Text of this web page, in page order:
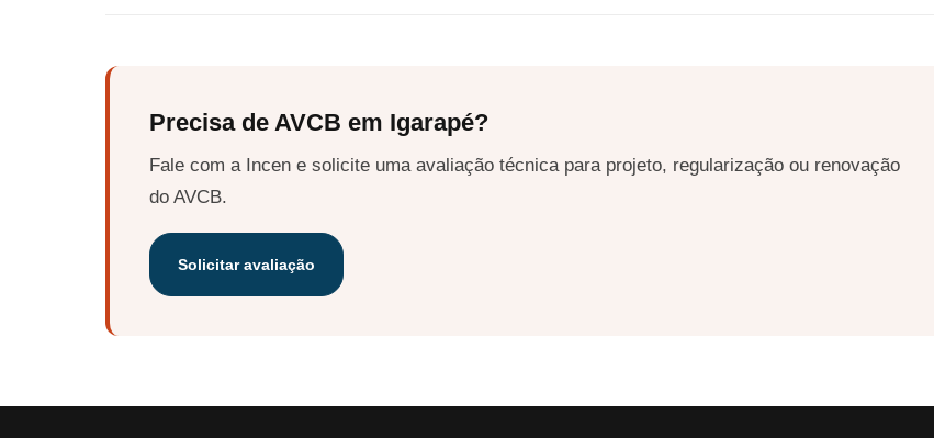
Precisa de AVCB em Igarapé?
Fale com a Incen e solicite uma avaliação técnica para projeto, regularização ou renovação
do AVCB.
Solicitar avaliação